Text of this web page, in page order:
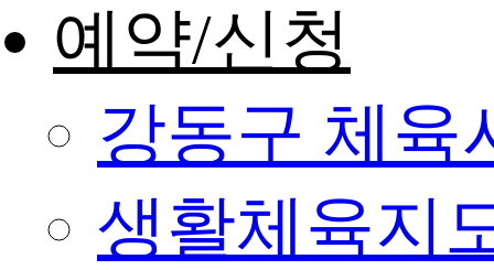
예약/신청
강동구 체육
생활체육지